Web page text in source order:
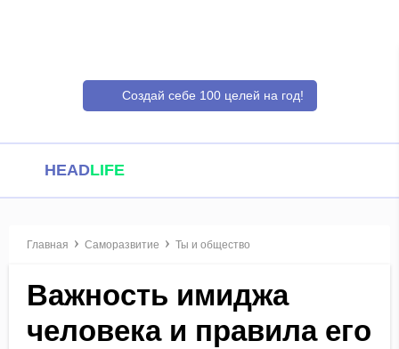
Создай себе 100 целей на год!
HEADLIFE
Главная Саморазвитие Ты и общество
Важность имиджа
человека и правила его